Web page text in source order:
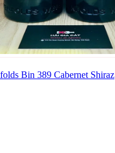
Bin 389 Cabernet Shiraz